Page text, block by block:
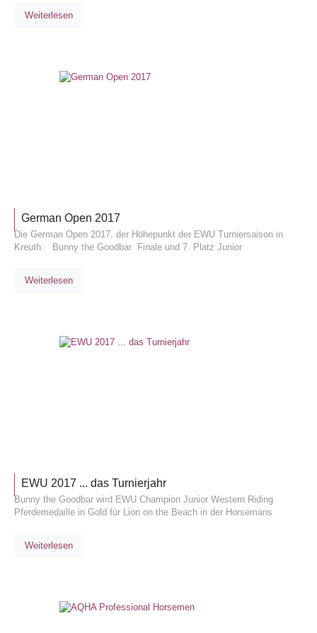
Weiterlesen
German Open 2017
Die German Open 2017, der Höhepunkt der EWU Turniersaison in
Kreuth: Bunny the Goodbar Finale und 7. Platz Junior
Weiterlesen
EWU 2017 ... das Turnierjahr
Bunny the Goodbar wird EWU Champion Junior Western Riding
Pferdemedaille in Gold für Lion on the Beach in der Horsemans
Weiterlesen